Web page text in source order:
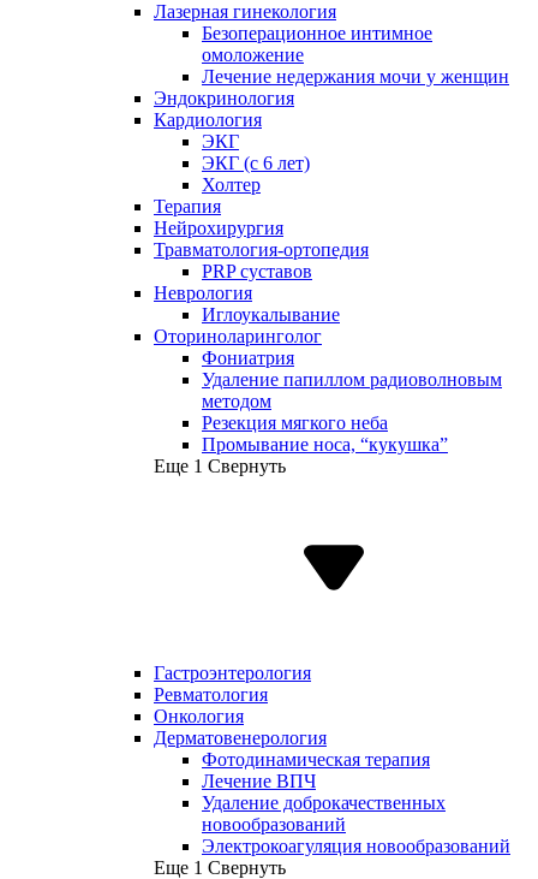
Лазерная гинекология
Безоперационное интимное
омоложение
Лечение недержания мочи у женщин
Эндокринология
Кардиология
ЭКГ
ЭКГ (с 6 лет)
Холтер
Терапия
Нейрохирургия
Травматология-ортопедия
PRP суставов
Неврология
Иглоукалывание
Оториноларинголог
Фониатрия
Удаление папиллом радиоволновым
методом
Резекция мягкого неба
Промывание носа, “кукушка”
Еще 1 Свернуть
Гастроэнтерология
Ревматология
Онкология
Дерматовенерология
Фотодинамическая терапия
Лечение ВПЧ
Удаление доброкачественных
новообразований
Электрокоагуляция новообразований
Еще 1 Свернуть